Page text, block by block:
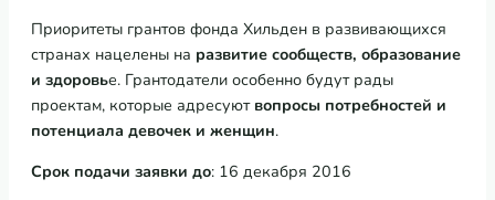
Приоритеты грантов фонда Хильден в развивающихся
странах нацелены на развитие сообществ, образование
и здоровье. Грантодатели особенно будут рады
проектам, которые адресуют вопросы потребностей и
потенциала девочек и женщин.
Срок подачи заявки до: 16 декабря 2016